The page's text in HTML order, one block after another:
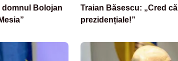
domnul Bolojan
Traian Băsescu: „Cred
prezidențiale!”